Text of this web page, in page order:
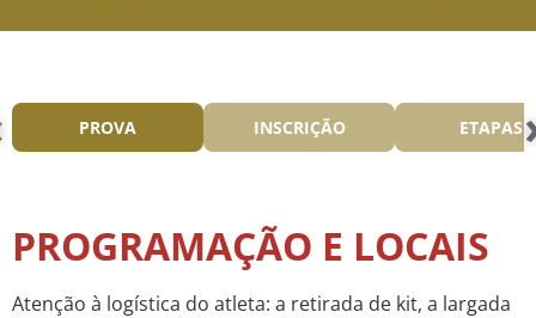
PROVA INSCRIÇÃO ETAPAS
PROGRAMAÇÃO E LOCAIS
Atenção à logística do atleta: a retirada de kit, a largada